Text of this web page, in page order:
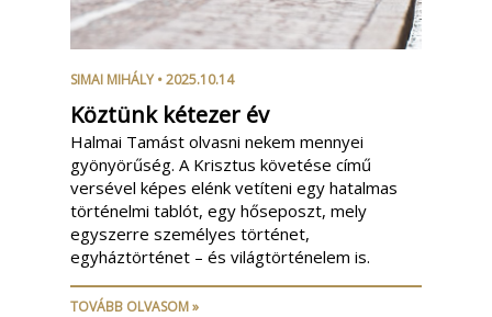
SIMAI MIHÁLY• 2025.10.14
Köztünk kétezer év
Halmai Tamást olvasni nekem mennyei
gyönyörűség. A Krisztus követése című
versével képes elénk vetíteni egy hatalmas
történelmi tablót, egy hőseposzt, mely
egyszerre személyes történet,
egyháztörténet – és világtörténelem is.
TOVÁBB OLVASOM »